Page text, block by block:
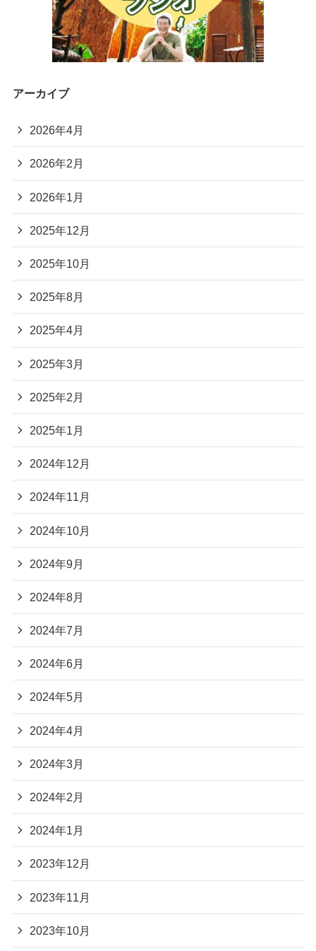
アーカイブ
2026年4月
2026年2月
2026年1月
2025年12月
2025年10月
2025年8月
2025年4月
2025年3月
2025年2月
2025年1月
2024年12月
2024年11月
2024年10月
2024年9月
2024年8月
2024年7月
2024年6月
2024年5月
2024年4月
2024年3月
2024年2月
2024年1月
2023年12月
2023年11月
2023年10月